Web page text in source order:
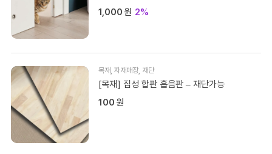
1,000 원 2%
목재 ,자재매장, 재단
[목재] 집성 합판 흡음판 – 재단가능
100 원